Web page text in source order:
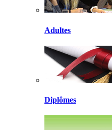
Adultes
Diplômes